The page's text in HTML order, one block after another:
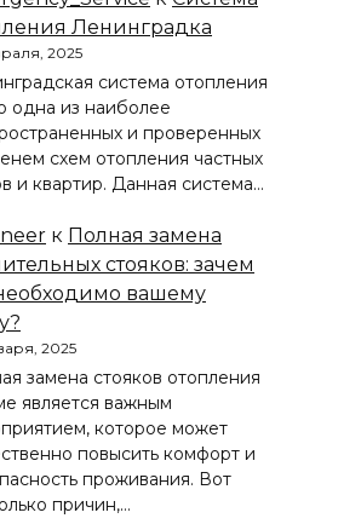
Ленинградка
2025
система отопления
одна из наиболее
и проверенных
схем отопления частных
и квартир. Данная система…
к Полная замена
стояков: зачем
вашему
2025
замена стояков отопления
является важным
которое может
повысить комфорт и
проживания. Вот
причин,…